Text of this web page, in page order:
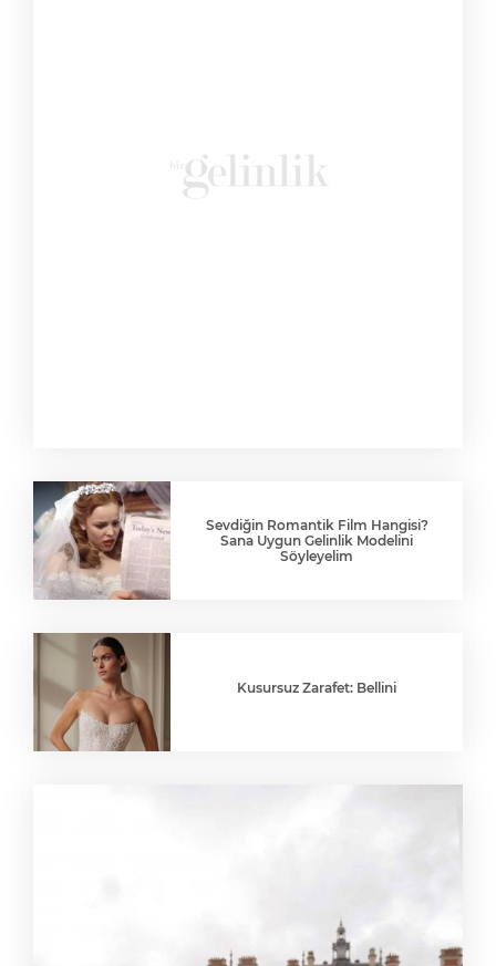
Sevdiğin Romantik Film Hangisi?
Sana Uygun Gelinlik Modelini
Söyleyelim
Kusursuz Zarafet: Bellini